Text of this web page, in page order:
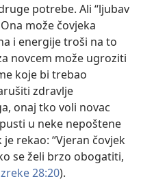
potrebe. Ali “ljubav
može čovjeka
i energije troši na to
novcem može ugroziti
koje bi trebao
zdravlje
onaj tko voli novac
u neke nepoštene
rekao: “Vjeran čovjek
se želi brzo obogatiti,
28:20).